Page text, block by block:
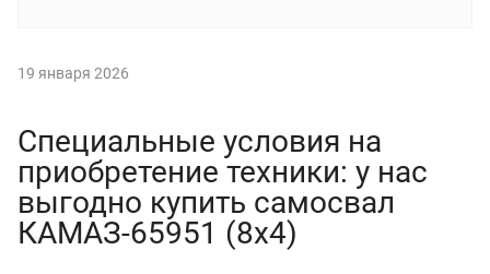
19 января 2026
Специальные условия на
приобретение техники: у нас
выгодно купить самосвал
КАМАЗ-65951 (8х4)